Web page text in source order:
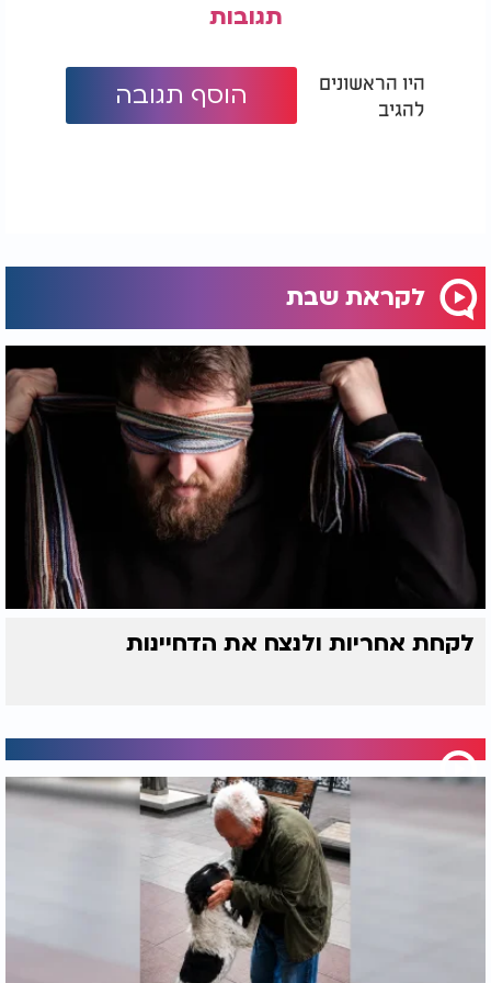
תגובות
היו הראשונים
להגיב
הוסף תגובה
לקראת שבת
לקחת אחריות ולנצח את הדחיינות